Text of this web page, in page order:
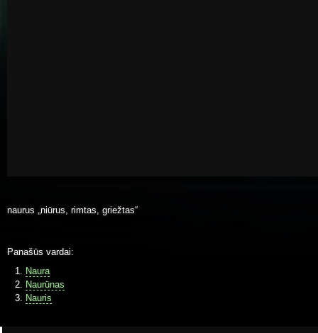
naurus „niūrus, rimtas, griežtas“
Panašūs vardai:
Naura
Naurūnas
Nauris